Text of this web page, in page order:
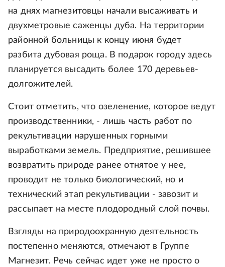
на днях магнезитовцы начали высаживать и
двухметровые саженцы дуба. На территории
районной больницы к концу июня будет
разбита дубовая роща. В подарок городу здесь
планируется высадить более 170 деревьев-
долгожителей.
Стоит отметить, что озеленение, которое ведут
производственники, - лишь часть работ по
рекультивации нарушенных горными
выработками земель. Предприятие, решившее
возвратить природе ранее отнятое у нее,
проводит не только биологический, но и
технический этап рекультивации - завозит и
рассыпает на месте плодородный слой почвы.
Взгляды на природоохранную деятельность
постепенно меняются, отмечают в Группе
Магнезит. Речь сейчас идет уже не просто о